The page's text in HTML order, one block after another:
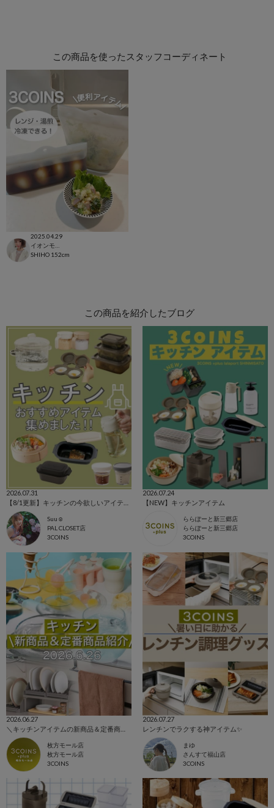
この商品を使ったスタッフコーディネート
2025.04.29
SHIHO 152cm
この商品を紹介したブログ
2026.07.31
Suu☺︎
PAL CLOSET店
3COINS
2026.07.24
【NEW】キッチンアイテム
ららぽーと新三郷店
ららぽーと新三郷店
3COINS
2026.06.27
枚方モール店
枚方モール店
3COINS
2026.07.27
レンチンでラクする神アイテム✨️
まゆ
さんすて福山店
3COINS